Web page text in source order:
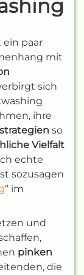
ein paar
mit
sich
ihre
so
Vielfalt
echte
sozusagen
“ im
und
pinken
die